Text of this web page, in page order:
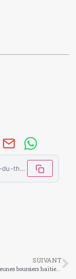
https://letemoinhaiti.com/buvez-vous-du-the-a-la-citronnelle/
SUIVANT
Environ 100 jeunes boursiers haïtiens bientôt en Italie